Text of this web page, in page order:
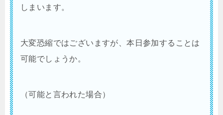
しまいます。
大変恐縮ではございますが、本日参加することは
可能でしょうか。
（可能と言われた場合）